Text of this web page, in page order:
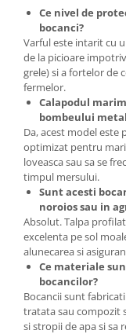
Plasa de umbrire
Plase plante
Pompa de apa
Pompa de stropit
Raticide
Saci
Spray si intretinere
Vinificatie
Lichidare STOC
Produse Bricolaj
Acumulatori si
Baros / Ciocan / Topor
Burghie
Cantare
Ce nivel de
bocanci?
Varful este intarit cu
de la picioare
grele) si a fortelor de
fermelor.
Calapodul
bombeului
Da, acest model
optimizat pentru
loveasca sau sa se
timpul mersului.
Sunt acesti
noroios sau in
Absolut. Talpa
excelenta pe sol
alunecarea si
Ce materiale
bocancilor?
Bocancii sunt
tratata sau compozit
si stropii de apa si sa